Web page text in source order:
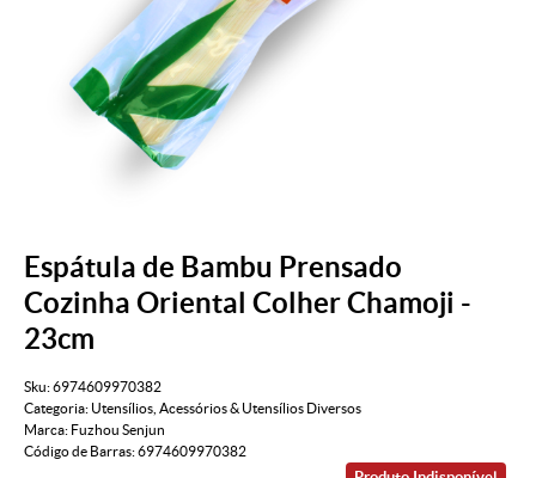
Espátula de Bambu Prensado
Cozinha Oriental Colher Chamoji -
23cm
Sku:6974609970382
Categoria: Utensílios Acessórios & Utensílios Diversos
Marca: Fuzhou Senjun
Código de Barras:6974609970382